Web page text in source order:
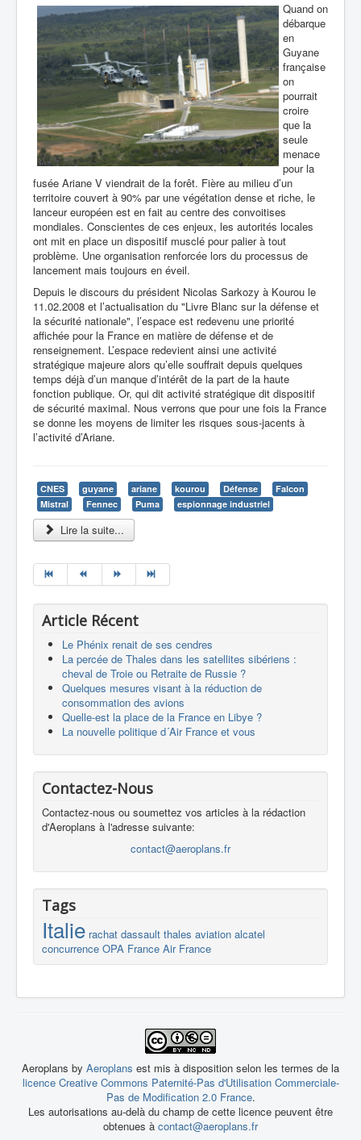
Quand on
débarque
en
Guyane
française
on
pourrait
croire
que la
seule
menace
pour la
fusée Ariane V viendrait de la forêt. Fière au milieu d’un
territoire couvert à 90% par une végétation dense et riche, le
lanceur européen est en fait au centre des convoitises
mondiales. Conscientes de ces enjeux, les autorités locales
ont mit en place un dispositif musclé pour palier à tout
problème. Une organisation renforcée lors du processus de
lancement mais toujours en éveil.
Depuis le discours du président Nicolas Sarkozy à Kourou le
11.02.2008 et l’actualisation du "Livre Blanc sur la défense et
la sécurité nationale", l’espace est redevenu une priorité
affichée pour la France en matière de défense et de
renseignement. L’espace redevient ainsi une activité
stratégique majeure alors qu’elle souffrait depuis quelques
temps déjà d’un manque d’intérêt de la part de la haute
fonction publique. Or, qui dit activité stratégique dit dispositif
de sécurité maximal. Nous verrons que pour une fois la France
se donne les moyens de limiter les risques sous-jacents à
l’activité d’Ariane.
CNES guyane ariane kourou Défense
Falcon
Mistral
Fennec Puma espionnage industriel
Lire la suite...
Article Récent
Le Phénix renait de ses cendres
La percée de Thales dans les satellites sibériens :
cheval de Troie ou Retraite de Russie ?
Quelques mesures visant à la réduction de
consommation des avions
Quelle-est la place de la France en Libye ?
La nouvelle politique d´Air France et vous
Contactez-Nous
Contactez-nous ou soumettez vos articles à la rédaction
d'Aeroplans à l'adresse suivante:
contact@aeroplans.fr
Tags
Italie rachat dassault thales aviation alcatel
concurrence OPA France Air France
Aeroplans by Aeroplans est mis à disposition selon les termes de la
licence Creative Commons Paternité-Pas d'Utilisation Commerciale-
Pas de Modification 2.0 France.
Les autorisations au-delà du champ de cette licence peuvent être
obtenues à contact@aeroplans.fr